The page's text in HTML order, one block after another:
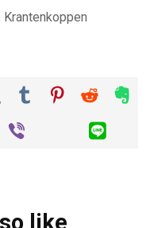
Krantenkoppen
like